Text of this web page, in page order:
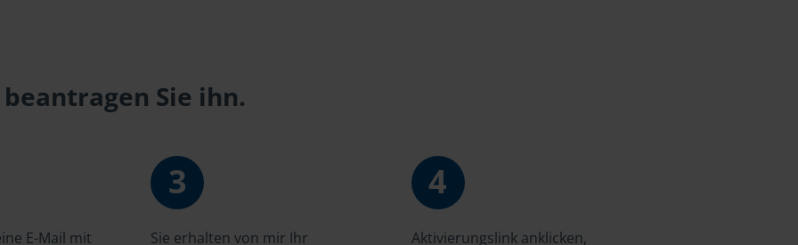
Sie ihn.
E-Mail mit
3
Sie erhalten von mir Ihr
4
Aktivierungslink anklicken,